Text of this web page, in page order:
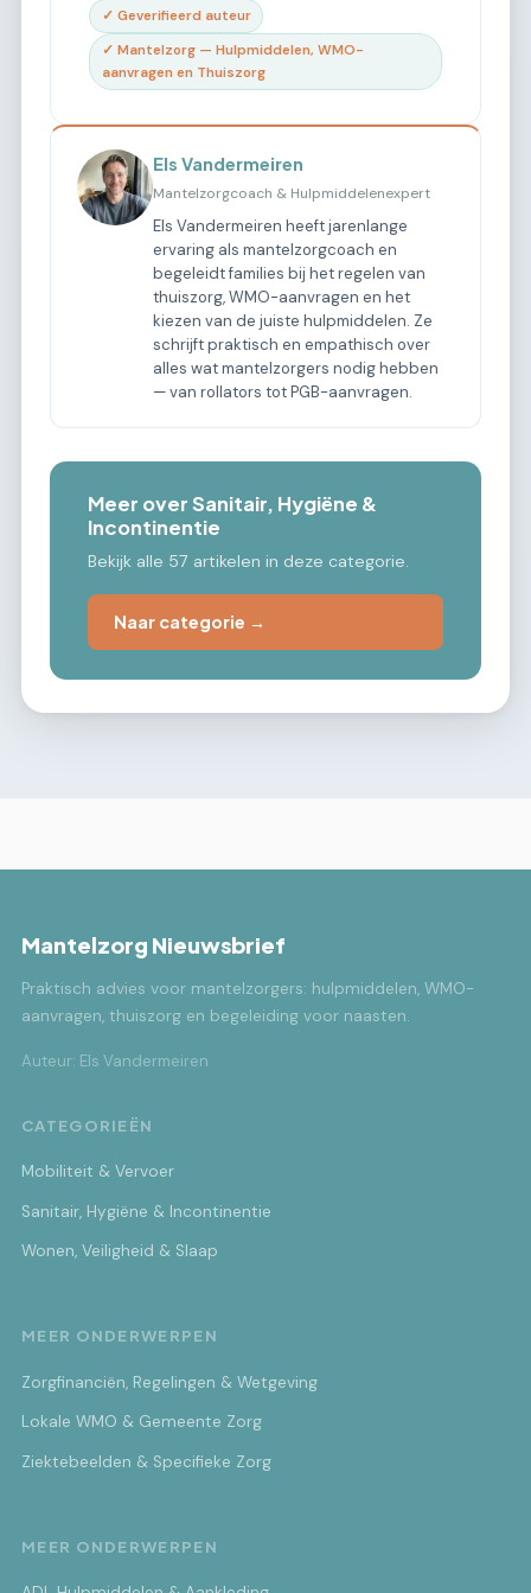
✓ Geverifieerd auteur
✓ Mantelzorg — Hulpmiddelen, WMO-
aanvragen en Thuiszorg
Els Vandermeiren
Mantelzorgcoach & Hulpmiddelenexpert
Els Vandermeiren heeft jarenlange
ervaring als mantelzorgcoach en
begeleidt families bij het regelen van
thuiszorg, WMO-aanvragen en het
kiezen van de juiste hulpmiddelen. Ze
schrijft praktisch en empathisch over
alles wat mantelzorgers nodig hebben
— van rollators tot PGB-aanvragen.
Meer over Sanitair, Hygiëne &
Incontinentie
Bekijk alle 57 artikelen in deze categorie.
Naar categorie →
Mantelzorg Nieuwsbrief
Praktisch advies voor mantelzorgers: hulpmiddelen, WMO-
aanvragen, thuiszorg en begeleiding voor naasten.
Auteur: Els Vandermeiren
CATEGORIEËN
Mobiliteit & Vervoer
Sanitair, Hygiëne & Incontinentie
Wonen, Veiligheid & Slaap
MEER ONDERWERPEN
Zorgfinanciën, Regelingen & Wetgeving
Lokale WMO & Gemeente Zorg
Ziektebeelden & Specifieke Zorg
MEER ONDERWERPEN